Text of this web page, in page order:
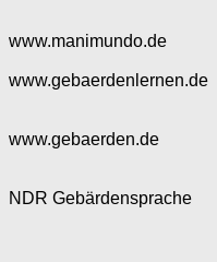
www.manimundo.de
www.gebaerdenlernen.de
www.gebaerden.de
NDR Gebärdensprache